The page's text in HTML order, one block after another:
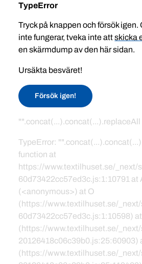
TypeError
Tryck på knappen och försök
inte fungerar, tveka inte attskicka
en skärmdump av den här sidan.
Ursäkta besväret!
Försök igen!
"".concat(...).concat(...).replaceAll
TypeError:
function at
https://www.textilhuset.se/
60d73422cc57ed3c.js:1:10791 at
(<anonymous>) at O
(https://www.textilhuset.se/
60d73422cc57ed3c.js:1:10598)
(https://www.textilhuset.se/
20126418c06c39b0.js:25:60903)
(https://www.textilhuset.se/